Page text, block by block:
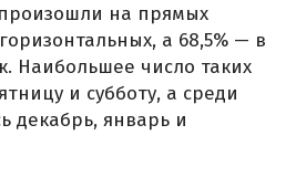
на прямых
а 68,5% — в
Наибольшее число таких
и субботу, а среди
декабрь, январь и